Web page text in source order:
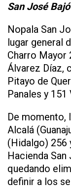
San José
Nopala San
lugar general
Charro Mayor
Álvarez Díaz,
Pitayo de
Panales y 151
De momento,
Alcalá
(Hidalgo) 256
Hacienda
quedando
definir a los